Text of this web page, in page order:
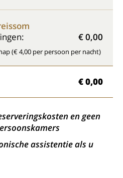
€ 0,00
(€ 4,00 per persoon per nacht)
€ 0,00
en geen
assistentie als u